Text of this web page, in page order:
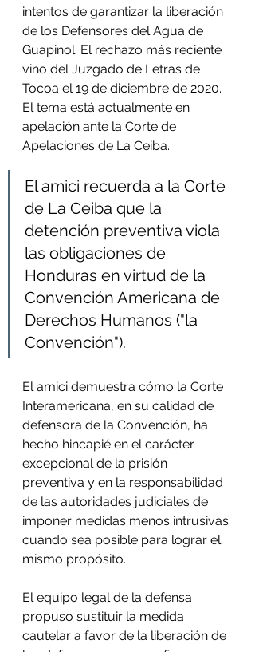
intentos de garantizar la liberación
de los Defensores del Agua de
Guapinol. El rechazo más reciente
vino del Juzgado de Letras de
Tocoa el 19 de diciembre de 2020.
El tema está actualmente en
apelación ante la Corte de
Apelaciones de La Ceiba.
El amici recuerda a la Corte
de La Ceiba que la
detención preventiva viola
las obligaciones de
Honduras en virtud de la
Convención Americana de
Derechos Humanos ("la
Convención").
El amici demuestra cómo la Corte
Interamericana, en su calidad de
defensora de la Convención, ha
hecho hincapié en el carácter
excepcional de la prisión
preventiva y en la responsabilidad
de las autoridades judiciales de
imponer medidas menos intrusivas
cuando sea posible para lograr el
mismo propósito.
El equipo legal de la defensa
propuso sustituir la medida
cautelar a favor de la liberación de